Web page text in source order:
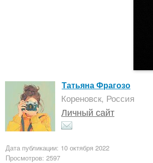
Татьяна Фрагозо
Кореновск, Россия
Личный сайт
Дата публикации: 10 октября 2022
Просмотров: 2597